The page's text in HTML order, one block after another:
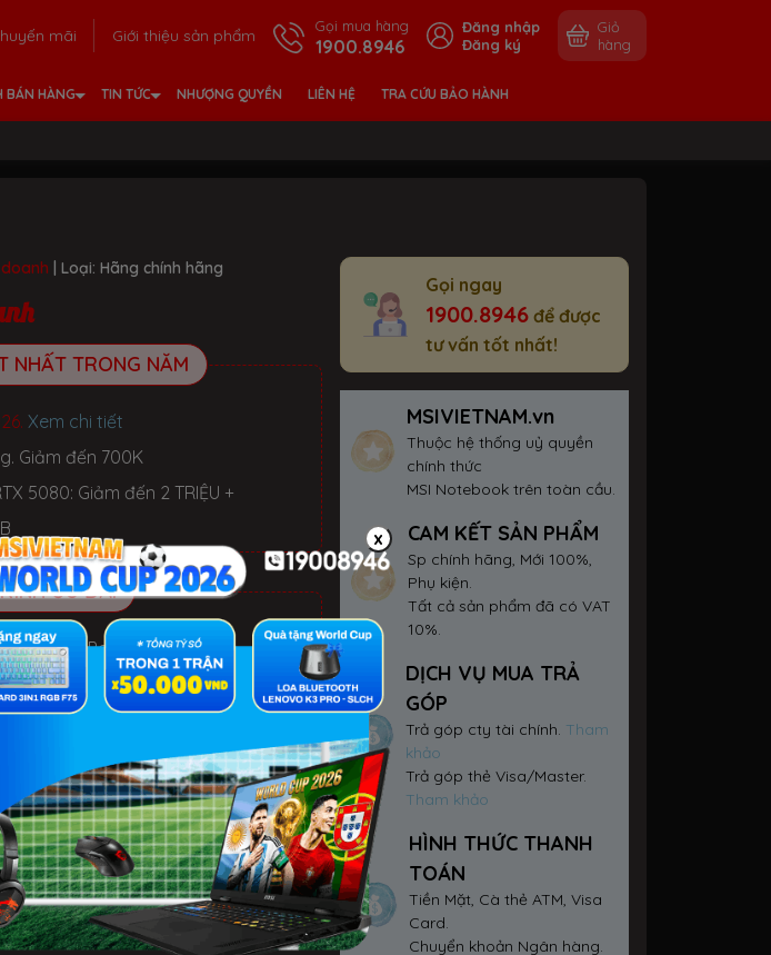
mãi Giới thiệu sản phẩm Gọi mua hàng
1900.8946
Đăng nhập
Đăng ký
Giỏ
hàng
BÁN HÀNG TIN TỨC NHƯỢNG QUYỀN LIÊN HỆ TRA CỨU BẢO HÀNH
| Loại: Hãng chính hãng
NHẤT TRONG NĂM
Xem chi tiết
- Laptop văn phòng. Giảm đến 700K
5080: Giảm đến 2 TRIỆU +
ƯU ĐÃI
MousePad MSI
TẠI MSIVIETNAM
nếu lỗi phần cứng NSX
đặt HĐH, Software, vệ sinh, thay
trợ giá 1 TRIỆU cho lần mua tiếp
Gọi ngay
1900.8946 để được
tư vấn tốt nhất!
MSIVIETNAM.vn
Thuộc hệ thống uỷ quyền
chính thức
MSI Notebook trên toàn cầu.
CAM KẾT SẢN PHẨM
Sp chính hãng, Mới 100%,
Phụ kiện.
Tất cả sản phẩm đã có VAT
10%.
DỊCH VỤ MUA TRẢ
GÓP
Trả góp cty tài chính. Tham
khảo
Trả góp thẻ Visa/Master.
Tham khảo
HÌNH THỨC THANH
TOÁN
Tiền Mặt, Cà thẻ ATM, Visa
Card.
Chuyển khoản Ngân hàng.
x